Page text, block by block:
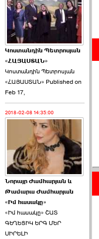
2026-06-09 07:11:00
Այս ընդդիմությունը
կվերցնի ›››
2026-06-09 00:41:00
Որպես ընդդիմադիր
ընտրող՝ ›››
Կոստանդին Պետրոսյան
«ՀԱՅԱՍՏԱՆ»
Կոստանդին Պետրոսյան
«ՀԱՅԱՍՏԱՆ» Published on
Feb 17,
2018-02-08 14:35:00
Նորայր Ժամհարյան և
Թամարա Ժամհարյան
«Իմ հասակը»
«Իմ հասակը» ՇԱՏ
ԳԵՂԵՑԻԿ ԵՐԳ ՄԵՐ
ՍԻՐԵԼԻ